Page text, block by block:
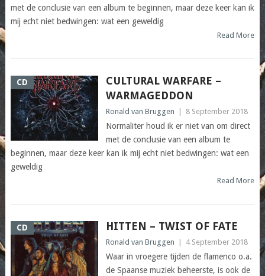
met de conclusie van een album te beginnen, maar deze keer kan ik
mij echt niet bedwingen: wat een geweldig
Read More
CD
CULTURAL WARFARE –
WARMAGEDDON
Ronald van Bruggen 8 September 2018
Normaliter houd ik er niet van om direct
met de conclusie van een album te
beginnen, maar deze keer kan ik mij echt niet bedwingen: wat een
geweldig
Read More
CD HITTEN – TWIST OF FATE
Ronald van Bruggen 4 September 2018
Waar in vroegere tijden de flamenco o.a.
de Spaanse muziek beheerste, is ook de